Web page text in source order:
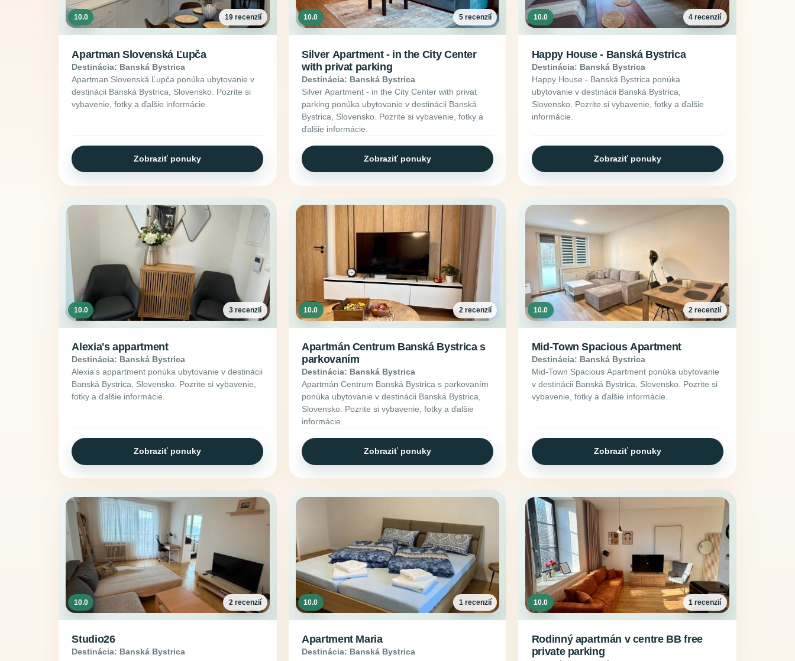
10.0 19 recenzií
Apartman Slovenská Ľupča
Destinácia: Banská Bystrica
Apartman Slovenská Ľupča ponúka ubytovanie v
destinácii Banská Bystrica, Slovensko. Pozrite si
vybavenie, fotky a ďalšie informácie.
Zobraziť ponuky
10.0 5 recenzií
Silver Apartment - in the City Center
with privat parking
Destinácia: Banská Bystrica
Silver Apartment - in the City Center with privat
parking ponúka ubytovanie v destinácii Banská
Bystrica, Slovensko. Pozrite si vybavenie, fotky a
ďalšie informácie.
Zobraziť ponuky
10.0 4 recenzií
Happy House - Banská Bystrica
Destinácia: Banská Bystrica
Happy House - Banská Bystrica ponúka
ubytovanie v destinácii Banská Bystrica,
Slovensko. Pozrite si vybavenie, fotky a ďalšie
informácie.
Zobraziť ponuky
10.0 3 recenzií
Alexia's appartment
Destinácia: Banská Bystrica
Alexia's appartment ponúka ubytovanie v destinácii
Banská Bystrica, Slovensko. Pozrite si vybavenie,
fotky a ďalšie informácie.
Zobraziť ponuky
10.0 2 recenzií
Apartmán Centrum Banská Bystrica s
parkovaním
Destinácia: Banská Bystrica
Apartmán Centrum Banská Bystrica s parkovaním
ponúka ubytovanie v destinácii Banská Bystrica,
Slovensko. Pozrite si vybavenie, fotky a ďalšie
informácie.
Zobraziť ponuky
10.0 2 recenzií
Mid-Town Spacious Apartment
Destinácia: Banská Bystrica
Mid-Town Spacious Apartment ponúka ubytovanie
v destinácii Banská Bystrica, Slovensko. Pozrite si
vybavenie, fotky a ďalšie informácie.
Zobraziť ponuky
10.0 2 recenzií
Studio26
Destinácia: Banská Bystrica
10.0 1 recenzií
Apartment Maria
Destinácia: Banská Bystrica
10.0 1 recenzií
Rodinný apartmán v centre BB free
private parking